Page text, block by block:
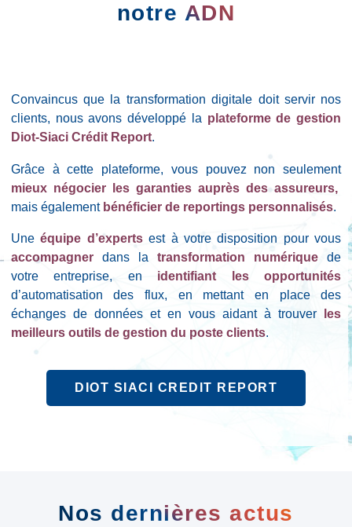
notre ADN
Convaincus que la transformation digitale doit servir nos
clients, nous avons développé la plateforme de gestion
Diot-Siaci Crédit Report.
Grâce à cette plateforme, vous pouvez non seulement
mieux négocier les garanties auprès des assureurs,
mais également bénéficier de reportings personnalisés.
Uneéquipe d’expertsest à votre disposition pour vous
accompagnerdans latransformation numérique de
votre entreprise, en identifiant les opportunités
d’automatisation des flux, en mettant en place des
échanges de données et en vous aidant à trouver
les
meilleurs outils de gestion du poste clients.
DIOT SIACI CREDIT REPORT
Nos dernières actus